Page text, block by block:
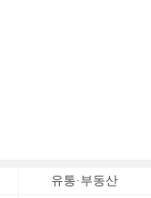
유통·부동산